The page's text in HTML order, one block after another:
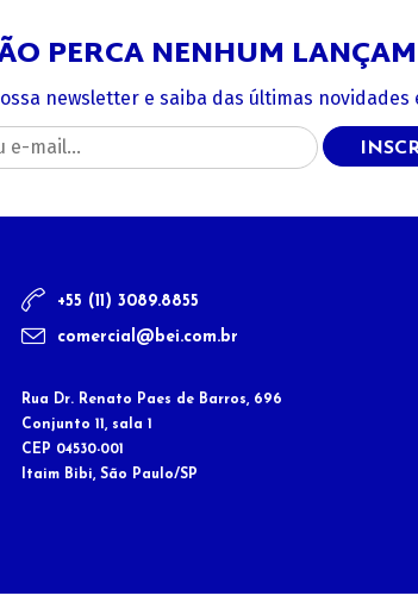
PERCA NENHUM
newsletter e saiba das últimas novidades
+55 (11) 3089.8855
comercial@bei.com.br
Rua Dr. Renato Paes de Barros, 696
Conjunto 11, sala 1
CEP 04530-001
Itaim Bibi, São Paulo/SP